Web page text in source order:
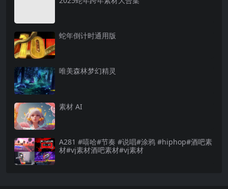
蛇年倒计时通用版
唯美森林梦幻精灵
素材 AI
A281 #嘻哈#节奏 #说唱#涂鸦 #hiphop#酒吧素
材#vj素材酒吧素材#vj素材